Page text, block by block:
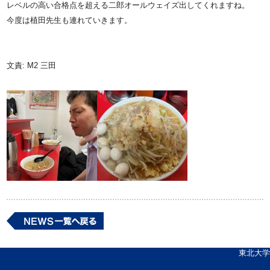
レベルの高い合格点を超える二郎オールウェイズ出してくれますね。
今度は植田先生も連れていきます。
文責: M2 三田
東北大